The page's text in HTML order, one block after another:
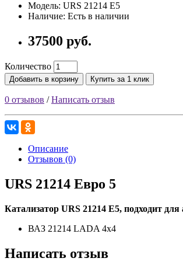
Модель: URS 21214 E5
Наличие: Есть в наличии
37500 руб.
Количество
Добавить в корзину Купить за 1 клик
0 отзывов /Написать отзыв
Описание
Отзывов (0)
URS 21214 Евро 5
Катализатор URS 21214 E5, подходит
ВАЗ 21214 LADA 4x4
Написать отзыв